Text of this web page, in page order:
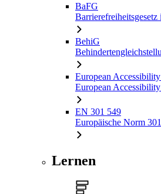
BaFG
Barrierefreiheitsgesetz
BehiG
European
European
EN 301 549
Europäische Norm
Lernen